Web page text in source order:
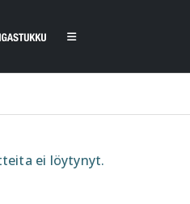
ei löytynyt.